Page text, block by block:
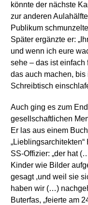
könnte der nächste
zur anderen
Publikum
Später ergänzte er:
und wenn ich eure
sehe – das ist
das auch machen,
Schreibtisch
Auch ging es zum
gesellschaftlichen
Er las aus einem
SS-Offizier: „der hat
Kinder wie Bilder
gesagt ,und weil sie
haben wir (…)
Buterfas, „feierte am